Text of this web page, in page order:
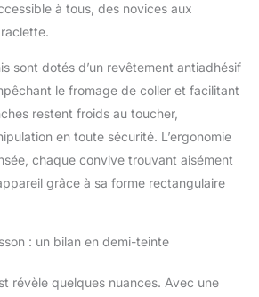
à tous, des novices aux
sont dotés d’un revêtement antiadhésif
le fromage de coller et facilitant
restent froids au toucher,
en toute sécurité. L’ergonomie
chaque convive trouvant aisément
grâce à sa forme rectangulaire
: un bilan en demi-teinte
révèle quelques nuances. Avec une